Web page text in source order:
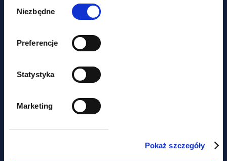
zgody
Niezbędne
Preferencje
Statystyka
Marketing
Pokaż szczegóły
news
LABOUR LAW NEWSLETTER –
collective labour agreements